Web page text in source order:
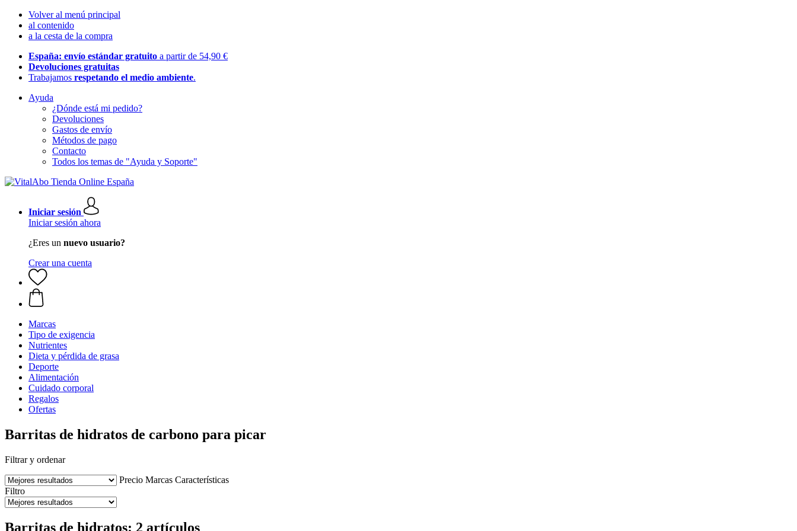
Volver al menú principal
al contenido
a la cesta de la compra
España: envío estándar gratuito a partir de 54,90 €
Devoluciones gratuitas
Trabajamos respetando el medio ambiente.
Ayuda
¿Dónde está mi pedido?
Devoluciones
Gastos de envío
Métodos de pago
Contacto
Todos los temas de "Ayuda y Soporte"
Iniciar sesión
Iniciar sesión ahora
¿Eres un nuevo usuario?
Crear una cuenta
Marcas
Tipo de exigencia
Nutrientes
Dieta y pérdida de grasa
Deporte
Alimentación
Cuidado corporal
Regalos
Ofertas
Barritas de hidratos de carbono para picar
Filtrar y ordenar
Precio Marcas Características
Filtro
Barritas de hidratos: 2 artículos